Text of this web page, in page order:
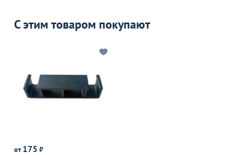
С этим товаром покупают
от 175 ₽